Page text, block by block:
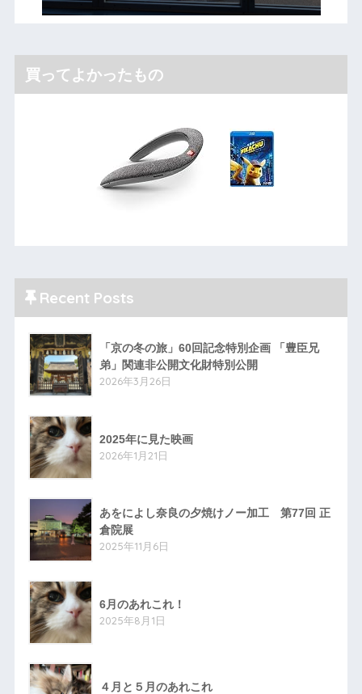
買ってよかったもの
Recent Posts
「京の冬の旅」60回記念特別企画 「豊臣兄
弟」関連非公開文化財特別公開
2026年3月26日
2025年に見た映画
2026年1月21日
あをによし奈良の夕焼けノー加工 第77回 正
倉院展
2025年11月6日
6月のあれこれ！
2025年8月1日
４月と５月のあれこれ